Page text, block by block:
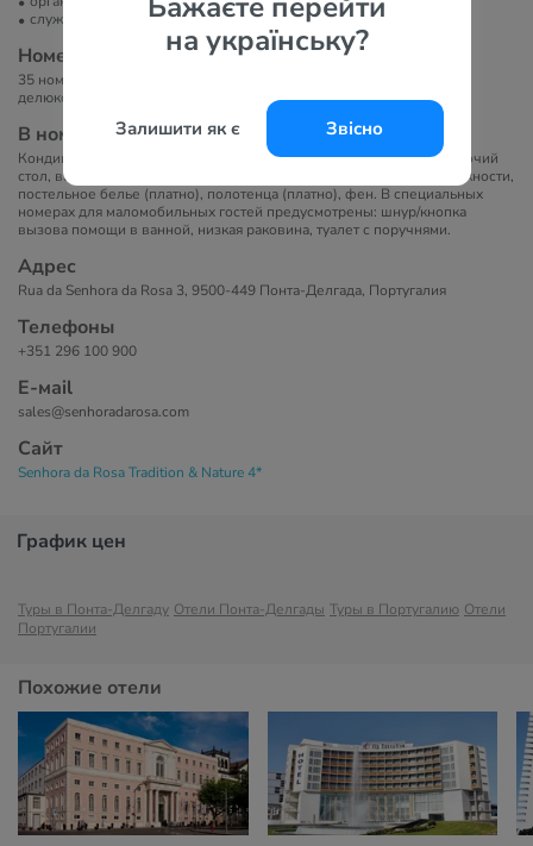
на українську?
Залишити як є Звісно
служба организации торжеств
Номера
35 номеров. Типы номеров: одноместный и двухместный стандарт,
делюкс, полулюкс, семейный, бунгало.
В номерах
Кондиционер, телевизор с плоским экраном, сейф, мини-бар, рабочий
стол, ванная комната с душем, туалетно-косметические принадлежности,
постельное белье (платно), полотенца (платно), фен. В специальных
номерах для маломобильных гостей предусмотрены: шнур/кнопка
вызова помощи в ванной, низкая раковина, туалет с поручнями.
Адрес
Rua da Senhora da Rosa 3, 9500-449 Понта-Делгада, Португалия
Телефоны
+351 296 100 900
Е-маil
sales@senhoradarosa.com
Сайт
Senhora da Rosa Tradition & Nature 4*
График цен
Туры в Понта-Делгаду Отели Понта-Делгады Туры в Португалию Отели
Португалии
Похожие отели